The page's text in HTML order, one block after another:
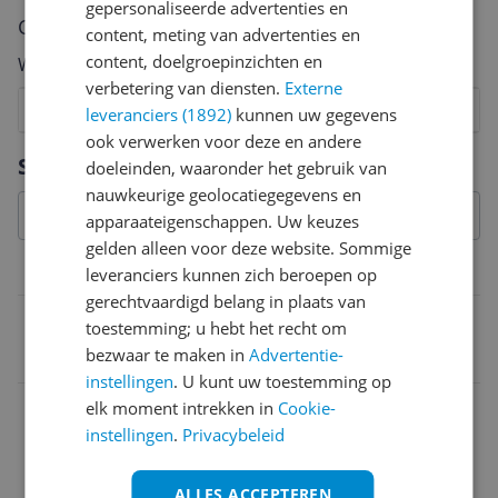
Specificaties
Belangrijkste kenmerken
4001627014544
Cijfer
Welk cijfer geef jij dit product?
8
7
6
5
4
3
2
Vraag 1 van 4
gepersonaliseerde advertenties en
content, meting van advertenties en
content, doelgroepinzichten en
verbetering van diensten. Externe
leveranciers (1892) kunnen uw gegevens
ook verwerken voor deze en andere
doeleinden, waaronder het gebruik van
nauwkeurige geolocatiegegevens en
apparaateigenschappen. Uw keuzes
gelden alleen voor deze website. Sommige
leveranciers kunnen zich beroepen op
gerechtvaardigd belang in plaats van
toestemming; u hebt het recht om
bezwaar te maken inAdvertentie-
instellingen. U kunt uw toestemming op
elk moment intrekken in Cookie-
instellingen. Privacybeleid
ALLES ACCEPTEREN